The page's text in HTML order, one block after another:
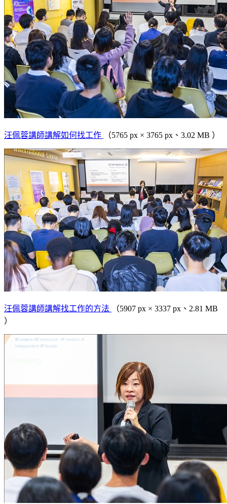
汪佩蓉講師講解如何找工作 （5765 px × 3765 px、3.02 MB ）
汪佩蓉講師講解找工作的方法
（5907 px × 3337 px、2.81 MB
）